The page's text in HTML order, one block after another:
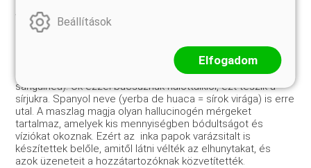
Amerika felfedezése után a bársonyvirágok, elsősorban az
ártalmatlan Tagetes patula, hamarosan meghódították az
egész világot. Dúsan virágzó, napfénykedvelő, igénytelen
csokrai a kiskertek és balkonok díszei, s számunkra a
napsugaras nyár és nem a halál jelképei. A dél-amerikai
indiánok gyásznövénye a piros virágú maszlag (Datura
sanguinea). Ók ezzel búcsúznak halottaiklól, ezt teszik a
sírjukra. Spanyol neve (yerba de huaca = sírok virága) is erre
utal. A maszlag magja olyan hallucinogén mérgeket
tartalmaz, amelyek kis mennyiségben bódultságot és
víziókat okoznak. Ezért az inka papok varázsitalt is
készítettek belőle, amitől látni vélték az elhunytakat, és
azok üzeneteit a hozzátartozóknak közvetítették.
Beállítások
Elfogadom